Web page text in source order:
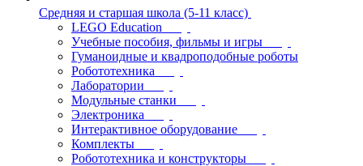
Средняя и старшая школа (5-11 класс)
LEGO Education
Учебные пособия, фильмы и игры
Гуманоидные и квадроподобные роботы
Робототехника
Лаборатории
Модульные станки
Электроника
Интерактивное оборудование
Комплекты
Робототехника и конструкторы